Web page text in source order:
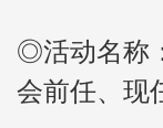
◎活动名称
会前任、现